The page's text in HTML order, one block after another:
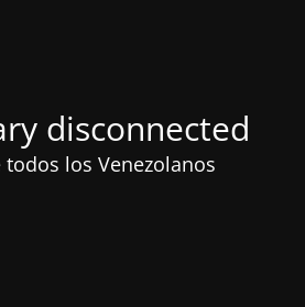
disconnected
todos los Venezolanos